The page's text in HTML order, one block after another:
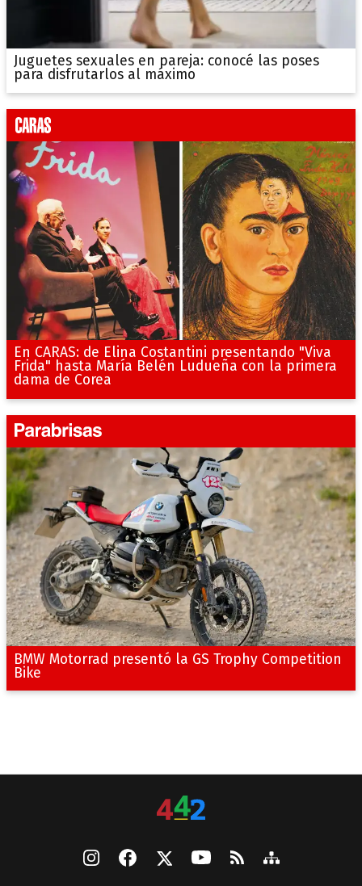
Juguetes sexuales en pareja: conocé las poses
para disfrutarlos al máximo
En CARAS: de Elina Costantini presentando "Viva
Frida" hasta María Belén Ludueña con la primera
dama de Corea
BMW Motorrad presentó la GS Trophy Competition
Bike